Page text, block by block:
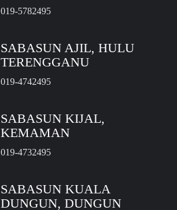
019-5782495
SABASUN AJIL, HULU
TERENGGANU
019-4742495
SABASUN KIJAL,
KEMAMAN
019-4732495
SABASUN KUALA
DUNGUN, DUNGUN